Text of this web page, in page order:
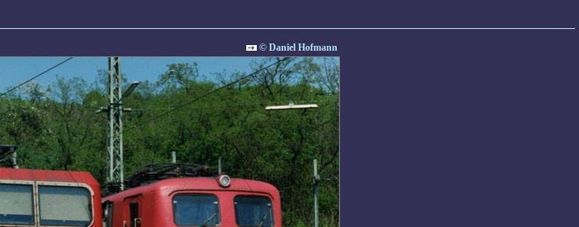
© Daniel Hofmann